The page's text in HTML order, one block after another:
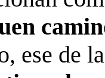
ese de